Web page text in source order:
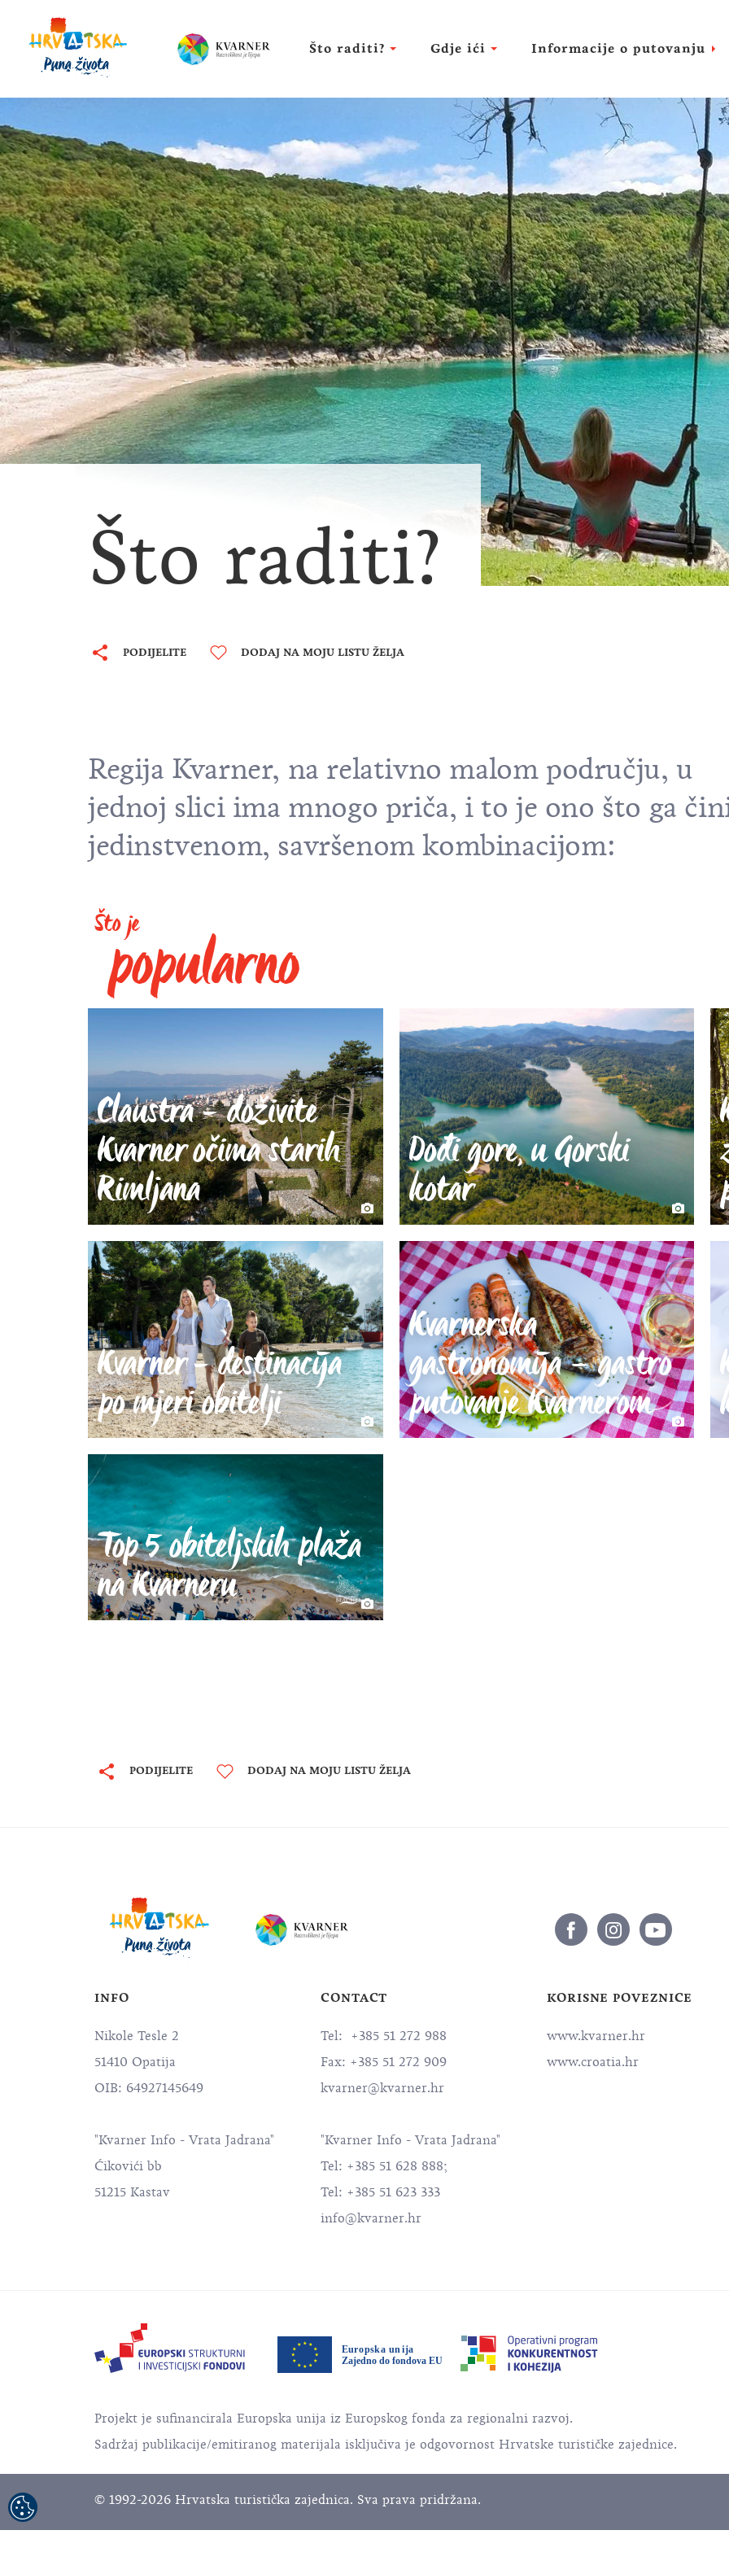
Što raditi? Gdje ići Informacije o putovanju
Što raditi?
PODIJELITE DODAJ NA MOJU LISTU ŽELJA
Regija Kvarner, na relativno malom području, u
jednoj slici ima mnogo priča, i to je ono što ga
jedinstvenom, savršenom kombinacijom:
Što je
popularno
Claustra - doživite
Kvarner očima starih
Rimljana
Dođi gore, u Gorski
kotar
Kvarner - destinacija
po mjeri obitelji
Kvarnerska
gastronomija – gastro
putovanje Kvarnerom
Top 5 obiteljskih plaža
na Kvarneru
PODIJELITE DODAJ NA MOJU LISTU ŽELJA
INFO
Nikole Tesle 2
51410 Opatija
OIB: 64927145649
"Kvarner Info - Vrata Jadrana"
Ćikovići bb
51215 Kastav
CONTACT
Tel: +385 51 272 988
Fax: +385 51 272 909
kvarner@kvarner.hr
"Kvarner Info - Vrata Jadrana"
Tel: +385 51 628 888;
Tel: +385 51 623 333
info@kvarner.hr
KORISNE POVEZNICE
www.kvarner.hr
www.croatia.hr
Projekt je sufinancirala Europska unija iz Europskog fonda za regionalni razvoj.
Sadržaj publikacije/emitiranog materijala isključiva je odgovornost Hrvatske turističke zajednice.
© 1992-2026 Hrvatska turistička zajednica. Sva prava pridržana.